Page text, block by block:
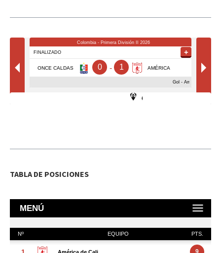
TABLA DE POSICIONES